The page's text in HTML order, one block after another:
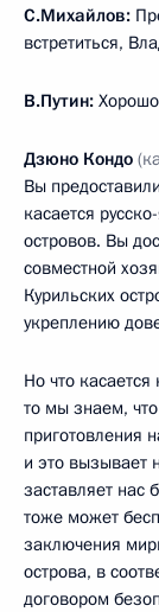
С.Михайлов:
встретиться,
В.Путин:
Дзюно Кондо
Вы
касается
островов. Вы
совместной
Курильских
укреплению
Но что
то мы знаем,
приготовления
и это вызывает
заставляет нас
тоже может
заключения
острова, в
договором